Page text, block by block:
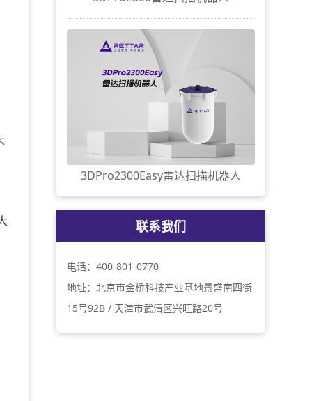
3DPro2300Easy雷达扫描机器人
联系我们
电话：400-801-0770
地址：北京市金桥科技产业基地景盛南四街
15号92B / 天津市武清区兴旺路20号